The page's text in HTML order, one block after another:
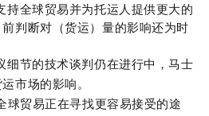
持全球贸易并为托运人提供更大的
判断对（货运）量的影响还为时
细节的技术谈判仍在进行中，马士
市场的影响。
球贸易正在寻找更容易接受的途